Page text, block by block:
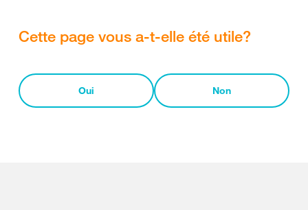
Cette page vous a-t-elle été utile?
Oui Non